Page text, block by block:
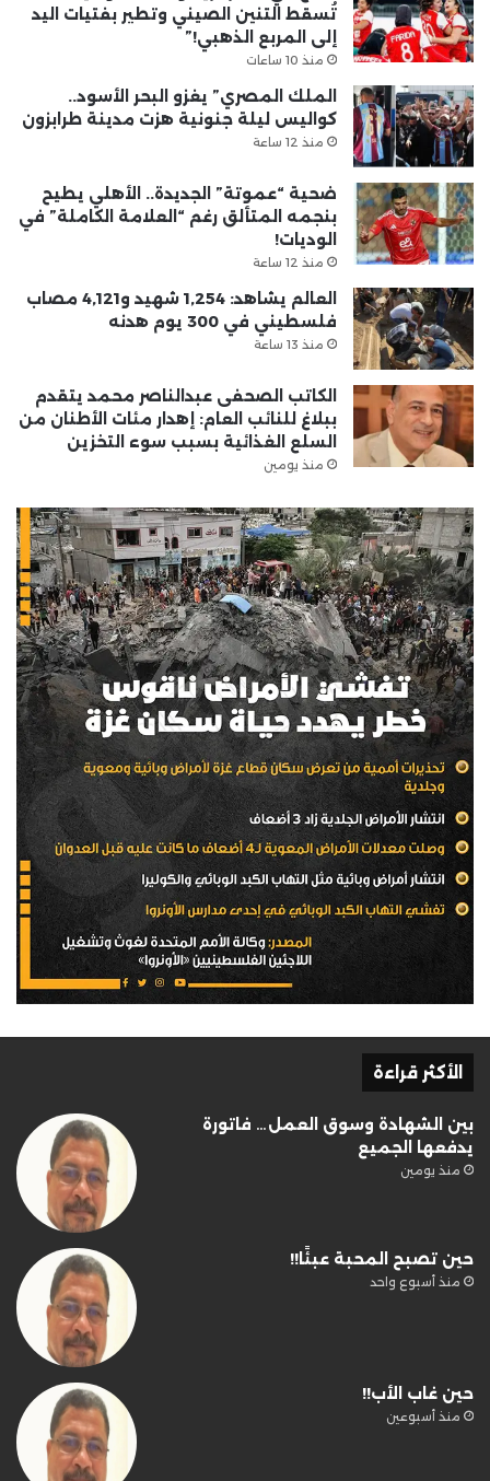
تُسقط التنين الصيني وتطير بفتيات اليد
إلى المربع الذهبي!”
منذ 10 ساعات
الملك المصري” يغزو البحر الأسود..
كواليس ليلة جنونية هزت مدينة طرابزون
منذ 12 ساعة
ضحية “عموتة” الجديدة.. الأهلي يطيح
بنجمه المتألق رغم “العلامة الكاملة” في
الوديات!
منذ 12 ساعة
العالم يشاهد: 1,254 شهيد و4,121 مصاب
فلسطيني في 300 يوم هدنه
منذ 13 ساعة
الكاتب الصحفى عبدالناصر محمد يتقدم
ببلاغ للنائب العام: إهدار مئات الأطنان من
السلع الغذائية بسبب سوء التخزين
منذ يومين
الأكثر قراءة
بين الشهادة وسوق العمل… فاتورة
يدفعها الجميع
منذ يومين
حين تصبح المحبة عبئًا!!
منذ أسبوع واحد
حين غاب الأب!!
منذ أسبوعين